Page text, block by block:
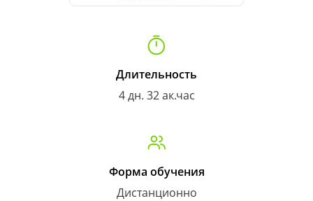
Длительность
4 дн. 32 ак.час
Форма обучения
Дистанционно